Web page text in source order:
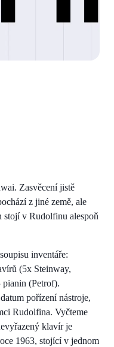
Zasvěcení jistě
z jiné země, ale
stojí v Rudolfinu alespoň
inventáře:
(5x Steinway,
(Petrof).
pořízení nástroje,
Rudolfina. Vyčteme
klavír je
1963, stojící v jednom